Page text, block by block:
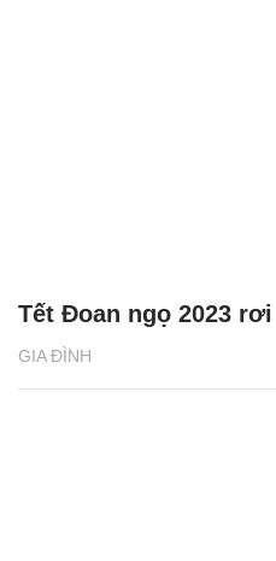
GIA ĐÌNH
Tết Đoan ngọ 2023